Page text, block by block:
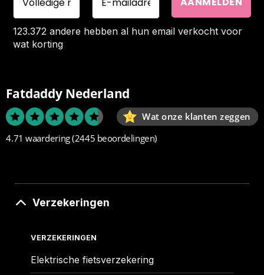
123.372 andere hebben al hun email verkocht voor
wat korting
Fatdaddy Nederland
Wat onze klanten zeggen
4.71 waardering(2445 beoordelingen)
Verzekeringen
VERZEKERINGEN
Elektrische fietsverzekering